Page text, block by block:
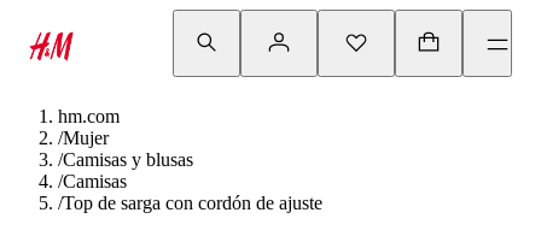
hm.com
/Mujer
/Camisas y blusas
/Camisas
/Top de sarga con cordón de ajuste